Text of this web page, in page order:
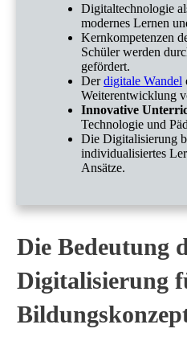
Digitaltechnologie
modernes Lernen
Kernkompetenzen
Schüler werden
gefördert.
Derdigitale Wandel
Weiterentwicklung
Innovative
Technologie und
Die Digitalisierung
individualisiertes
Ansätze.
Die Bedeutung
Digitalisierung